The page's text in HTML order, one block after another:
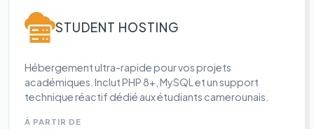
STUDENT HOSTING
Hébergement ultra-rapide pour vos projets
académiques. Inclut PHP 8+, MySQL et un support
technique réactif dédié aux étudiants camerounais.
À PARTIR DE